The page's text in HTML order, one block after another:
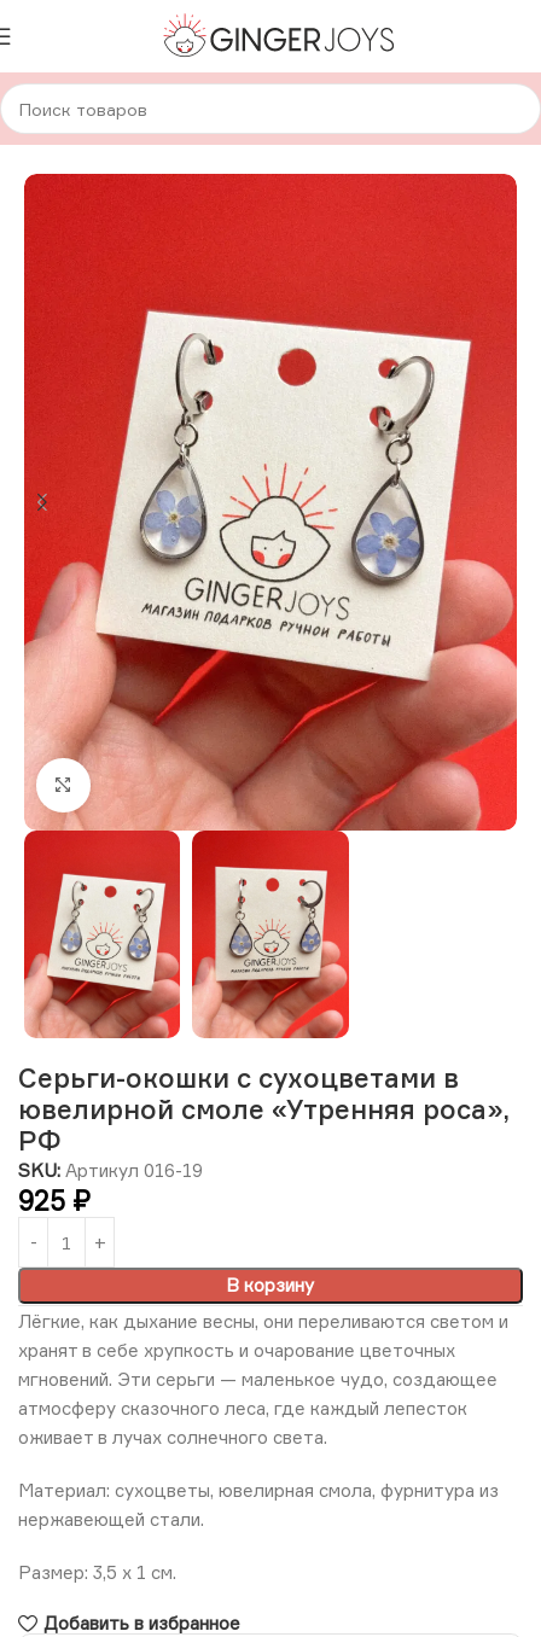
Главная Украшения Серьги Серьги с сухоцветами
Нажмите, чтобы увеличить изображение
Серьги-окошки с сухоцветами в
ювелирной смоле «Утренняя роса»,
РФ
SKU: Артикул 016-19
925 ₽
В корзину
Лёгкие, как дыхание весны, они переливаются светом и
хранят в себе хрупкость и очарование цветочных
мгновений. Эти серьги — маленькое чудо, создающее
атмосферу сказочного леса, где каждый лепесток
оживает в лучах солнечного света.
Материал: сухоцветы, ювелирная смола, фурнитура из
нержавеющей стали.
Размер: 3,5 x 1 см.
Добавить в избранное